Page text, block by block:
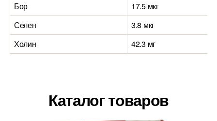
Бор
17.5 мкг
Селен
3.8 мкг
Холин
42.3 мг
Каталог товаров